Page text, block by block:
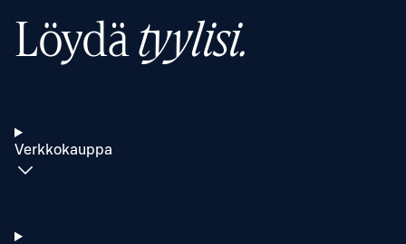
Löydätyylisi.
Verkkokauppa